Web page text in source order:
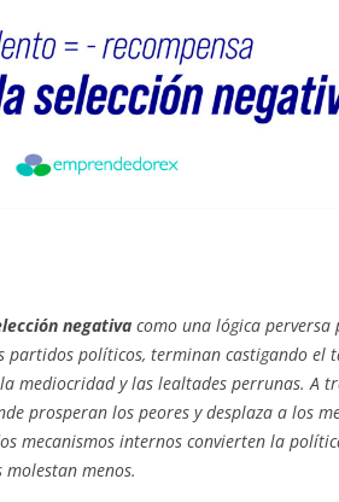
negativa como una lógica
partidos políticos, terminan castigando el
mediocridad y las lealtades perrunas. A
prosperan los peores y desplaza a los
mecanismos internos convierten la
menos.